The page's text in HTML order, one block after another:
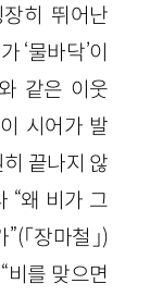
히 뛰어난
‘물바닥’이
같은 이웃
시어가 발
끝나지 않
“왜 비가 그
「장마철」)
비를 맞으면